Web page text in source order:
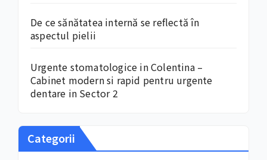
De ce sănătatea internă se reflectă în
aspectul pielii
Urgente stomatologice in Colentina –
Cabinet modern si rapid pentru urgente
dentare in Sector 2
Categorii